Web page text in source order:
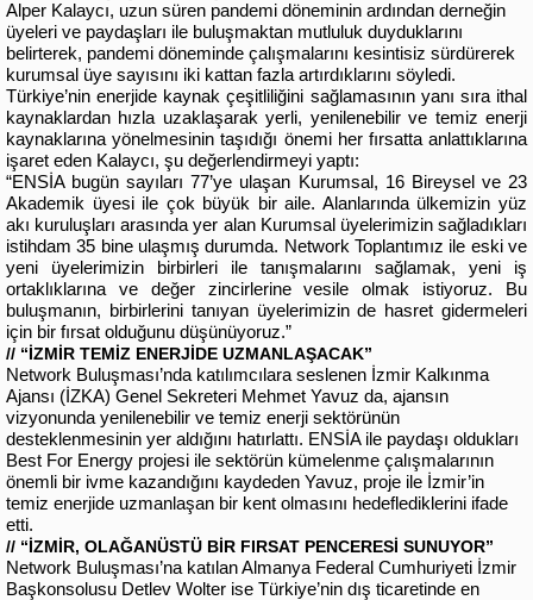
Alper Kalaycı, uzun süren pandemi döneminin ardından derneğin
üyeleri ve paydaşları ile buluşmaktan mutluluk duyduklarını
belirterek, pandemi döneminde çalışmalarını kesintisiz sürdürerek
kurumsal üye sayısını iki kattan fazla artırdıklarını söyledi.
Türkiye’nin enerjide kaynak çeşitliliğini sağlamasının yanı sıra ithal
kaynaklardan hızla uzaklaşarak yerli, yenilenebilir ve temiz enerji
kaynaklarına yönelmesinin taşıdığı önemi her fırsatta anlattıklarına
işaret eden Kalaycı, şu değerlendirmeyi yaptı:
“ENSİA bugün sayıları 77’ye ulaşan Kurumsal, 16 Bireysel ve 23
Akademik üyesi ile çok büyük bir aile. Alanlarında ülkemizin yüz
akı kuruluşları arasında yer alan Kurumsal üyelerimizin sağladıkları
istihdam 35 bine ulaşmış durumda. Network Toplantımız ile eski ve
yeni üyelerimizin birbirleri ile tanışmalarını sağlamak, yeni iş
ortaklıklarına ve değer zincirlerine vesile olmak istiyoruz. Bu
buluşmanın, birbirlerini tanıyan üyelerimizin de hasret gidermeleri
için bir fırsat olduğunu düşünüyoruz.”
// “İZMİR TEMİZ ENERJİDE UZMANLAŞACAK”
Network Buluşması’nda katılımcılara seslenen İzmir Kalkınma
Ajansı (İZKA) Genel Sekreteri Mehmet Yavuz da, ajansın
vizyonunda yenilenebilir ve temiz enerji sektörünün
desteklenmesinin yer aldığını hatırlattı. ENSİA ile paydaşı oldukları
Best For Energy projesi ile sektörün kümelenme çalışmalarının
önemli bir ivme kazandığını kaydeden Yavuz, proje ile İzmir’in
temiz enerjide uzmanlaşan bir kent olmasını hedeflediklerini ifade
etti.
// “İZMİR, OLAĞANÜSTÜ BİR FIRSAT PENCERESİ SUNUYOR”
Network Buluşması’na katılan Almanya Federal Cumhuriyeti İzmir
Başkonsolusu Detlev Wolter ise Türkiye’nin dış ticaretinde en